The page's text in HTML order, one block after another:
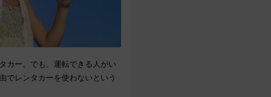
カー。でも、運転できる人がい
でレンタカーを使わないという